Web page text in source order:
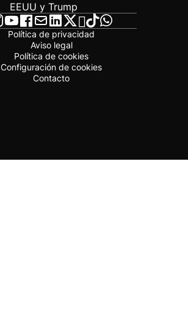
EEUU y Trump
Política de privacidad
Aviso legal
Política de cookies
Configuración de cookies
Contacto